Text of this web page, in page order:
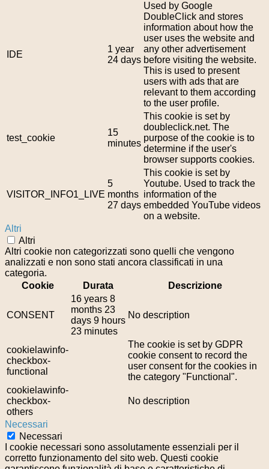
IDE
1 year
24 days
Used by Google
DoubleClick and stores
information about how the
user uses the website and
any other advertisement
before visiting the website.
This is used to present
users with ads that are
relevant to them according
to the user profile.
test_cookie
15
minutes
This cookie is set by
doubleclick.net. The
purpose of the cookie is to
determine if the user's
browser supports cookies.
VISITOR_INFO1_LIVE
5
months
27 days
This cookie is set by
Youtube. Used to track the
information of the
embedded YouTube videos
on a website.
Altri
Altri
Altri cookie non categorizzati sono quelli che vengono
analizzati e non sono stati ancora classificati in una
categoria.
Cookie
Durata Descrizione
CONSENT
16 years 8
months 23
days 9 hours
23 minutes
No description
cookielawinfo-
checkbox-
functional
The cookie is set by GDPR
cookie consent to record the
user consent for the cookies in
the category "Functional".
cookielawinfo-
checkbox-
others
No description
Necessari
Necessari
I cookie necessari sono assolutamente essenziali per il
corretto funzionamento del sito web. Questi cookie